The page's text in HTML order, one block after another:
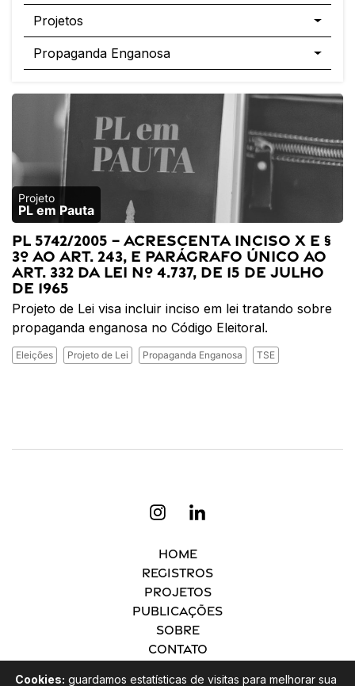
Projetos
Propaganda Enganosa
PL em Pauta
PL 5742/2005 – Acrescenta inciso X e §
3º ao art. 243, e parágrafo único ao
art. 332 da Lei nº 4.737, de 15 de Julho
de 1965
Projeto de Lei visa incluir inciso em lei tratando sobre
propaganda enganosa no Código Eleitoral.
Eleições Projeto de Lei Propaganda Enganosa TSE
Home
Registros
Projetos
Publicações
Sobre
Contato
Cookies: guardamos estatísticas de visitas para melhorar sua